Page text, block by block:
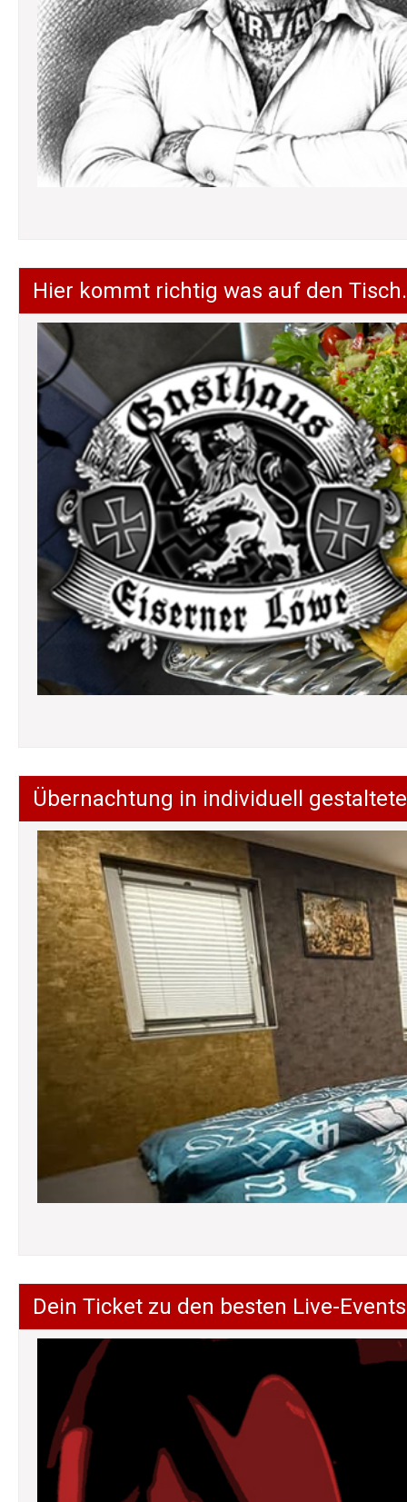
Hier kommt richtig was auf den Tisch.
Übernachtung in individuell
Dein Ticket zu den besten Live-Events